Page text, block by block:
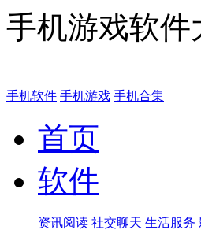
手机游戏软
手机软件 手机游戏 手机合集
首页
软件
资讯阅读 社交聊天 生活服务